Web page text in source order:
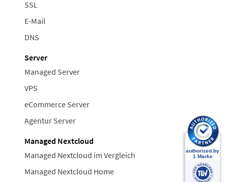
SSL
E-Mail
DNS
Server
Managed Server
VPS
eCommerce Server
Agentur Server
Managed Nextcloud
Managed Nextcloud im Vergleich
Managed Nextcloud Home